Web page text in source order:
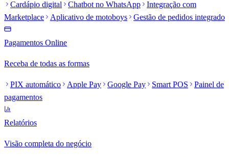
Cardápio digital Chatbot no WhatsApp
Integração com
Marketplace
Aplicativo de motoboys Gestão de pedidos integrado
Pagamentos Online
Receba de todas as formas
PIX automático Apple Pay Google Pay Smart POS
Painel de
pagamentos
Relatórios
Visão completa do negócio